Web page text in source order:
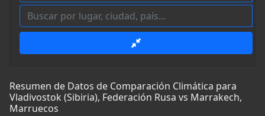
Resumen de Datos de Comparación Climática para
Vladivostok (Sibiria), Federación Rusa vs Marrakech,
Marruecos